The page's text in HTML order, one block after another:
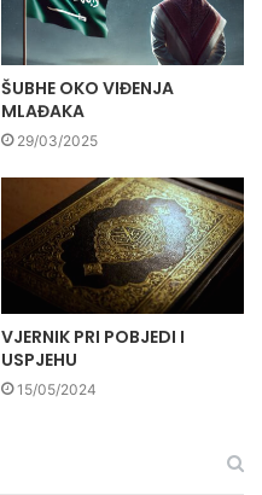
ŠUBHE OKO VIĐENJA
MLAĐAKA
29/03/2025
VJERNIK PRI POBJEDI I
USPJEHU
15/05/2024